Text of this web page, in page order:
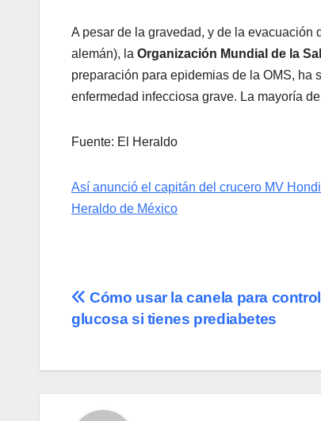
A pesar de la gravedad, y de la evacuación
alemán), la Organización Mundial de la
preparación para epidemias de la OMS, ha
enfermedad infecciosa grave. La mayoría
Fuente: El Heraldo
Así anunció el capitán del crucero MV
Heraldo de México
Navegación
de
entradas
Cómo usar la canela para
glucosa si tienes prediabetes